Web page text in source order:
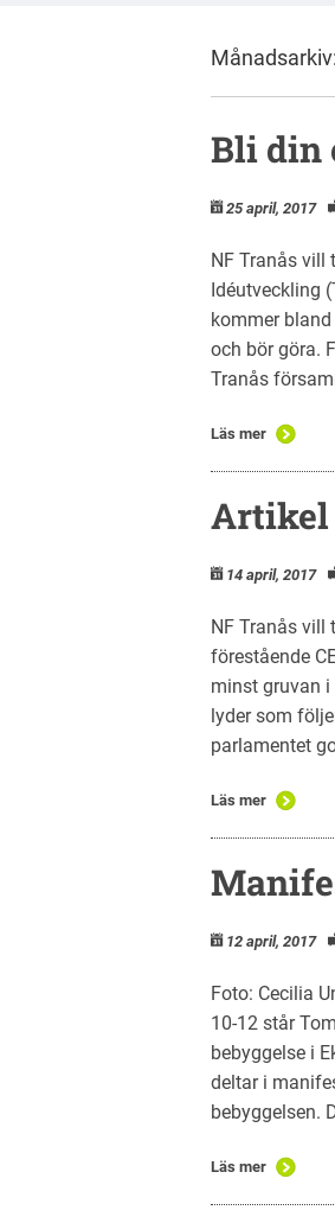
Månadsarkiv:
Bli din
25 april, 2017
NF Tranås vill
Idéutveckling
kommer
och bör göra.
Tranås
Läs mer
Artikel
14 april, 2017
NF Tranås vill
förestående
minst gruvan i
lyder som
parlamentet
Läs mer
12 april, 2017
Foto: Cecilia
10-12 står
bebyggelse i
deltar i
bebyggelsen.
Läs mer